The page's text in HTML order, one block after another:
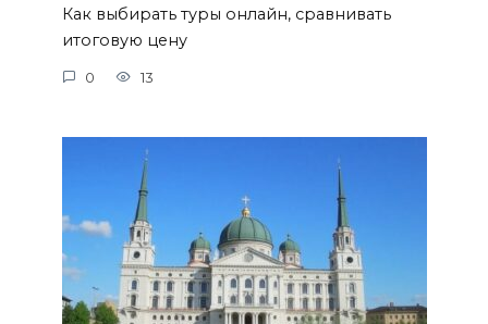
Как выбирать туры онлайн, сравнивать
итоговую цену
0 13